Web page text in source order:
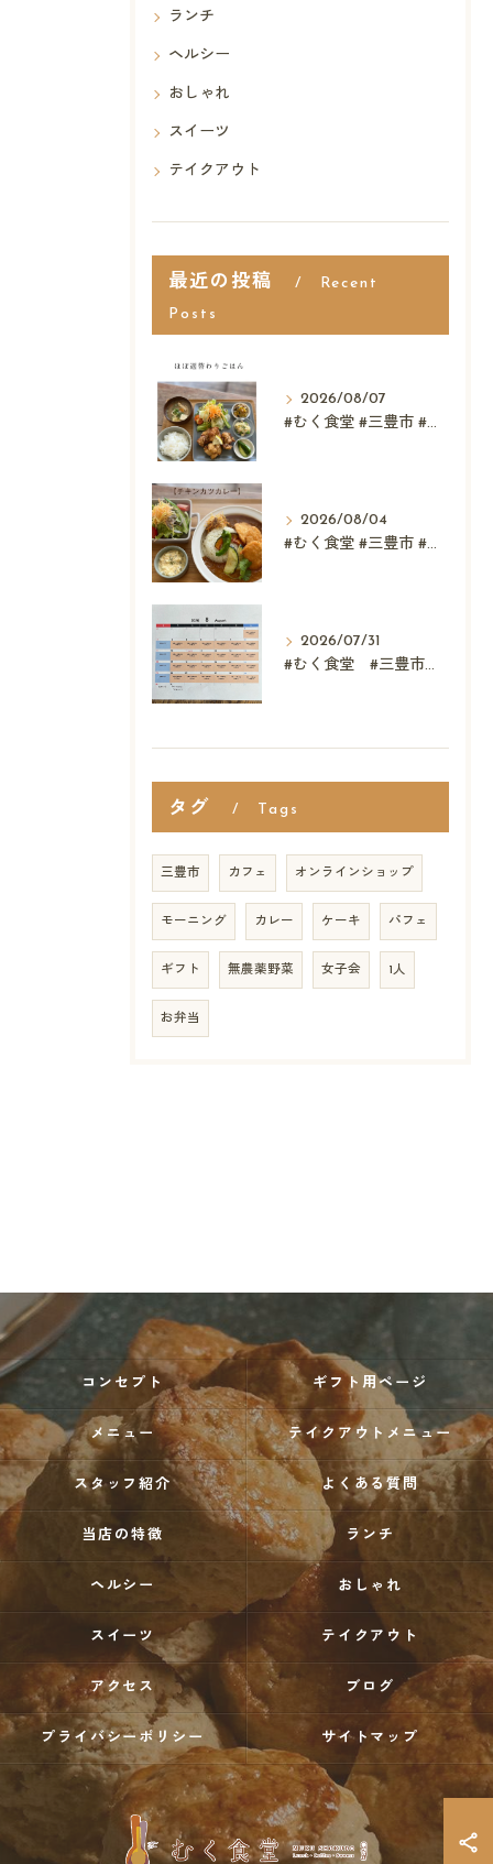
ランチ
ヘルシー
おしゃれ
スイーツ
テイクアウト
最近の投稿 Recent
Posts
2026/08/07
#むく食堂 #三豊市 #レストラン #テイクアウト #父...
2026/08/04
#むく食堂 #三豊市 #テイクアウト #高屋神社 #...
2026/07/31
#むく食堂 #三豊市 #レストラン #ランチ #スウィーツ
タグ Tags
三豊市 カフェ オンラインショップ
モーニング カレー ケーキ パフェ
ギフト 無農薬野菜 女子会 1人
お弁当
コンセプト ギフト用ページ
メニュー テイクアウトメニュー
スタッフ紹介 よくある質問
当店の特徴 ランチ
ヘルシー おしゃれ
スイーツ テイクアウト
アクセス ブログ
プライバシーポリシー サイトマップ